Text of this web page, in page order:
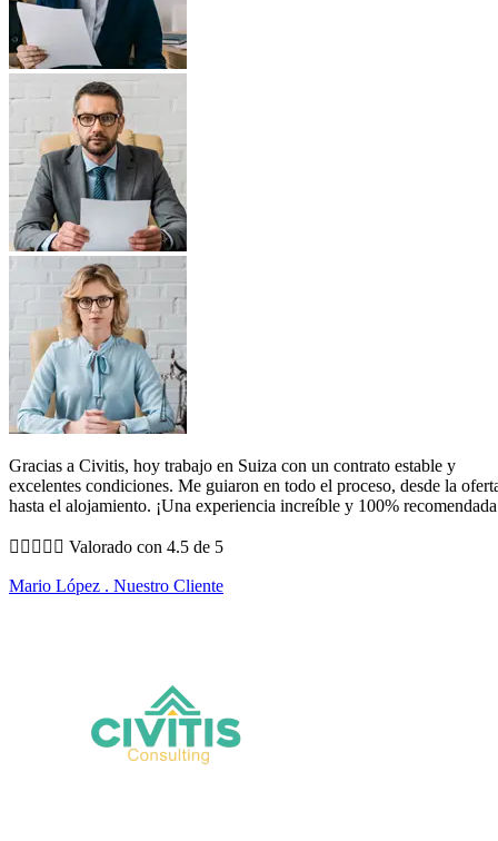
Gracias a Civitis, hoy trabajo en Suiza con un contrato estable y
excelentes condiciones. Me guiaron en todo el proceso, desde la
hasta el alojamiento. ¡Una experiencia increíble y 100%
     Valorado con 4.5 de 5
Mario López . Nuestro Cliente